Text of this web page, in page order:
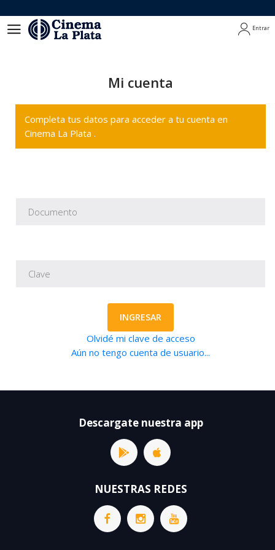
Entrar
Mi cuenta
Completa tus datos para acceder a tu cuenta en
Cinema La Plata .
INGRESAR
Olvidé mi clave de acceso
Aún no tengo cuenta de usuario...
Descargate nuestra app
NUESTRAS REDES